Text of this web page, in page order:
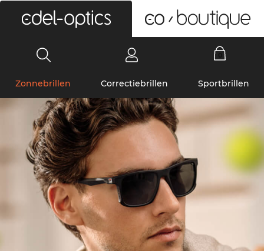
Zonnebrillen Correctiebrillen Sportbrillen